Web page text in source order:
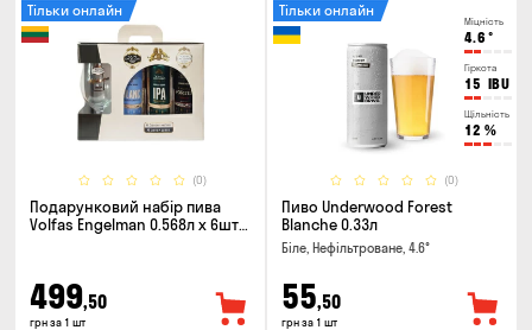
(0)
Тільки онлайн
Подарунковий набір пива
Volfas Engelman 0.568л x 6шт +
499,50
грн за 1 шт
Міцність
4.6 °
Гіркота
15 IBU
Щільність
12 %
(0)
Тільки онлайн
Пиво Underwood Forest
Blanche 0.33л
Біле, Нефільтроване, 4.6°
55,50
грн за 1 шт